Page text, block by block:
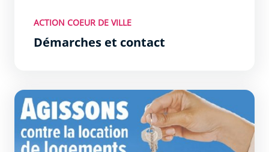
ACTION COEUR DE VILLE
Démarches et contact
Permis de louer